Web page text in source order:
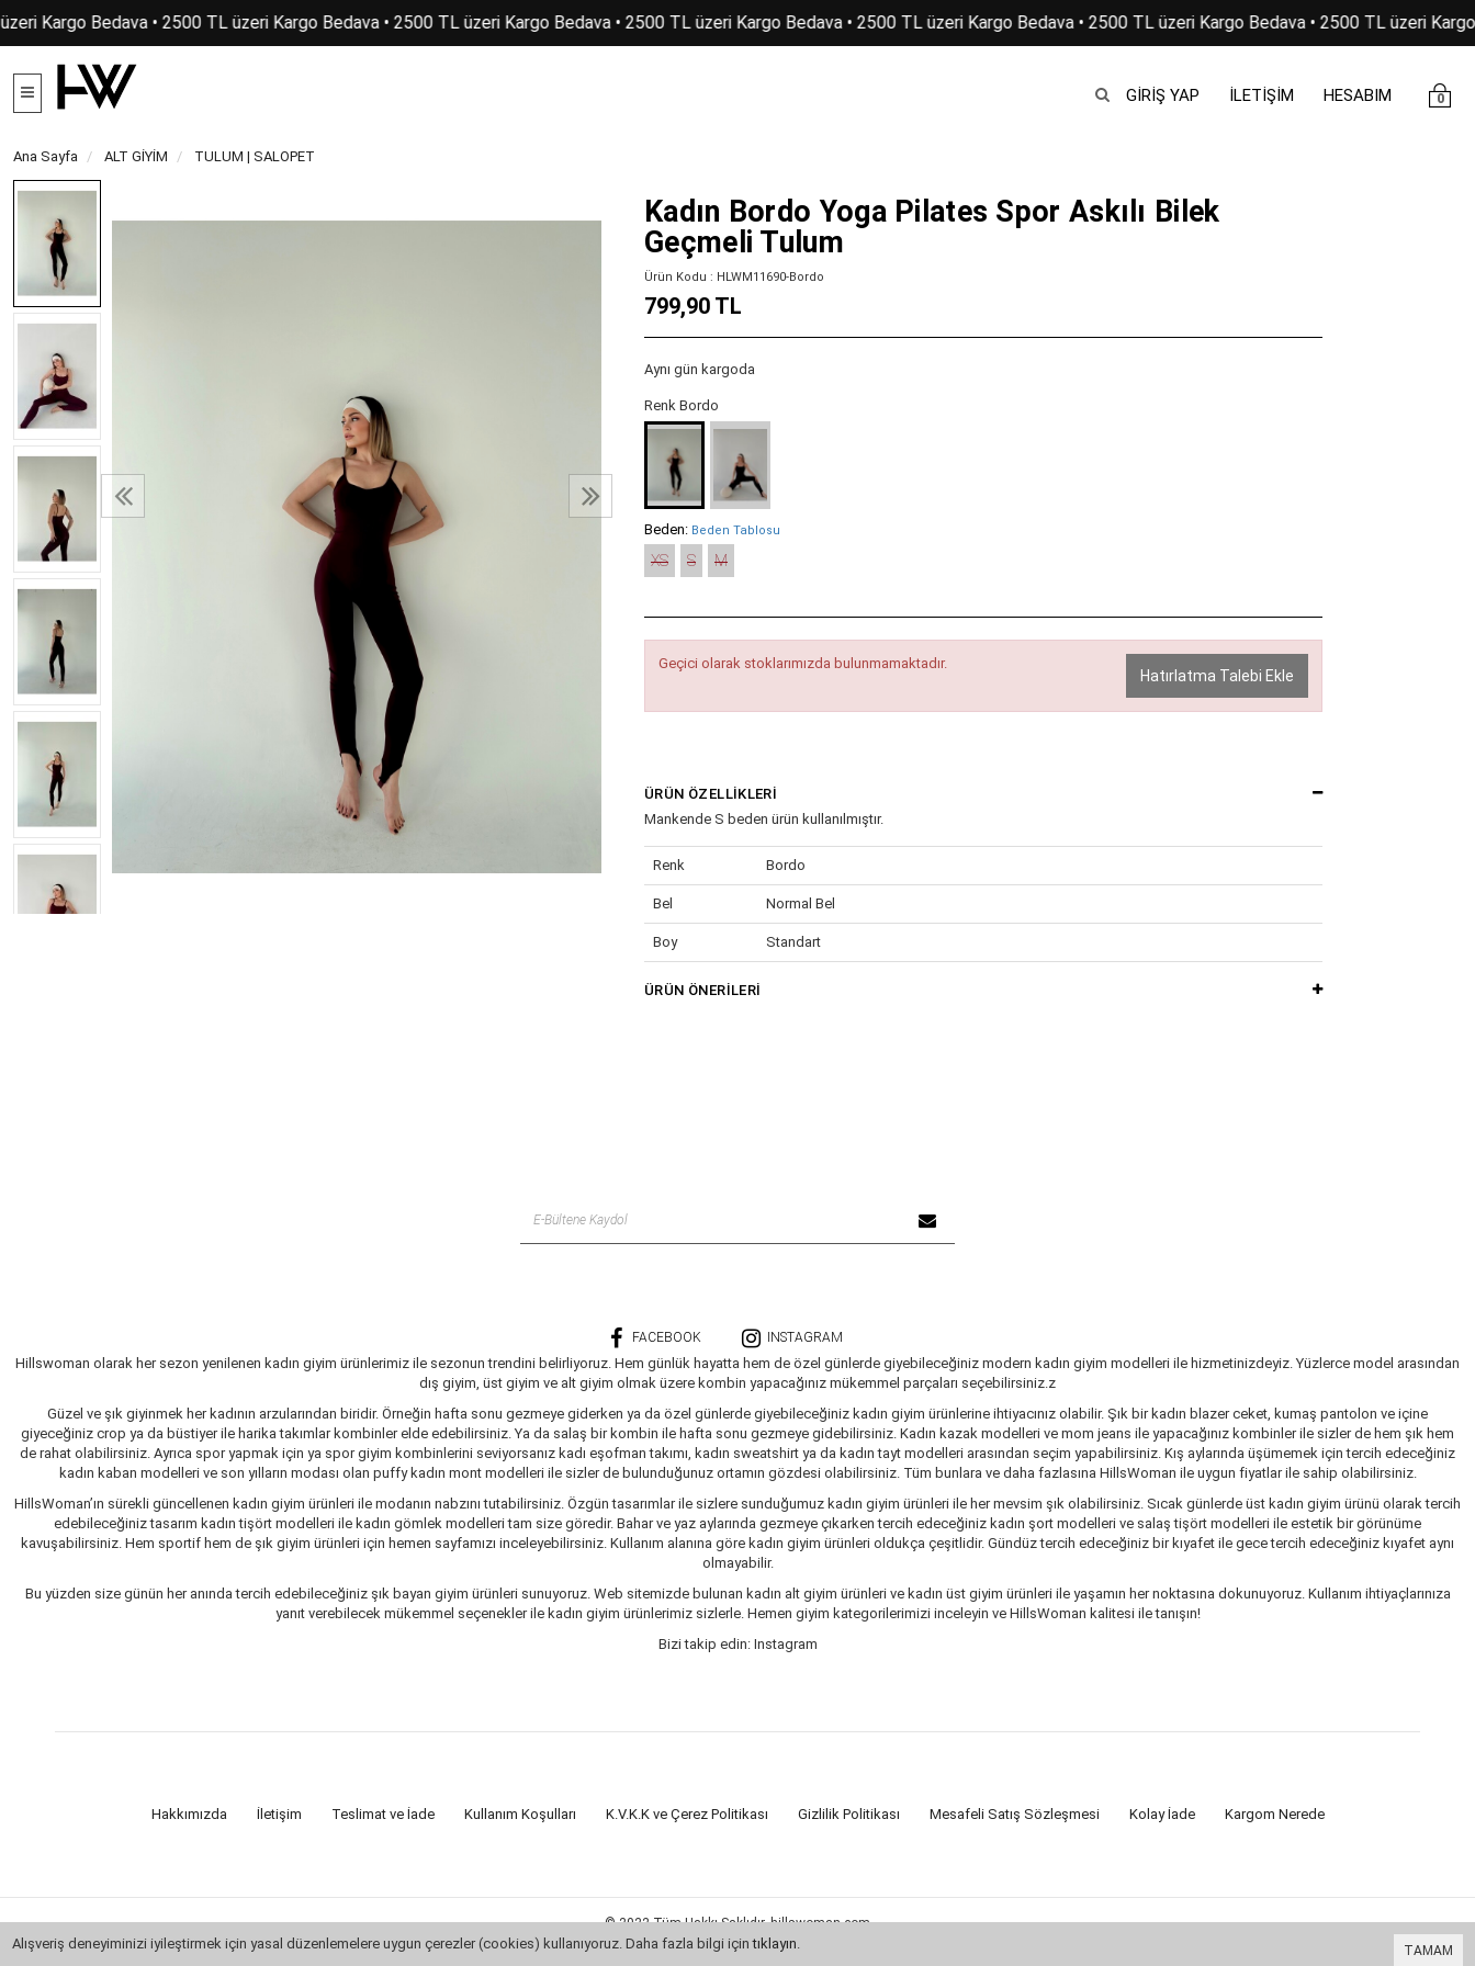
Kargo Bedava • 2500 TL üzeri Kargo Bedava • 2500 TL üzeri Kargo Bedava • 2500 TL üzeri Kargo Bedava • 2500 TL üzeri Kargo Bedava • 2500 TL üzeri Kargo Bedava • 2500 TL üzeri
GIRIŞ YAP İLETİŞİM HESABIM 0
Ana Sayfa ALT GİYİM TULUM | SALOPET
Kadın Bordo Yoga Pilates Spor Askılı Bilek
Geçmeli Tulum
Ürün Kodu : HLWM11690-Bordo
799,90 TL
Aynı gün kargoda
Renk Bordo
Beden: Beden Tablosu
XS S M
Geçici olarak stoklarımızda bulunmamaktadır.
Hatırlatma Talebi Ekle
ÜRÜN ÖZELLIKLERI
Mankende S beden ürün kullanılmıştır.
Renk Bordo
Bel Normal Bel
Boy Standart
Cinsiyet
ÜRÜN ÖNERILERI
FACEBOOK INSTAGRAM
Hillswoman olarak her sezon yenilenen kadın giyim ürünlerimiz ile sezonun trendini belirliyoruz. Hem günlük hayatta hem de özel günlerde giyebileceğiniz modern kadın giyim modelleri ile hizmetinizdeyiz. Yüzlerce model arasından
dış giyim, üst giyim ve alt giyim olmak üzere kombin yapacağınız mükemmel parçaları seçebilirsiniz.z
Güzel ve şık giyinmek her kadının arzularından biridir. Örneğin hafta sonu gezmeye giderken ya da özel günlerde giyebileceğiniz kadın giyim ürünlerine ihtiyacınız olabilir. Şık bir kadın blazer ceket, kumaş pantolon ve içine
giyeceğiniz crop ya da büstiyer ile harika takımlar kombinler elde edebilirsiniz. Ya da salaş bir kombin ile hafta sonu gezmeye gidebilirsiniz. Kadın kazak modelleri ve mom jeans ile yapacağınız kombinler ile sizler de hem şık hem
de rahat olabilirsiniz. Ayrıca spor yapmak için ya spor giyim kombinlerini seviyorsanız kadı eşofman takımı, kadın sweatshirt ya da kadın tayt modelleri arasından seçim yapabilirsiniz. Kış aylarında üşümemek için tercih edeceğiniz
kadın kaban modelleri ve son yılların modası olan puffy kadın mont modelleri ile sizler de bulunduğunuz ortamın gözdesi olabilirsiniz. Tüm bunlara ve daha fazlasına HillsWoman ile uygun fiyatlar ile sahip olabilirsiniz.
HillsWoman’ın sürekli güncellenen kadın giyim ürünleri ile modanın nabzını tutabilirsiniz. Özgün tasarımlar ile sizlere sunduğumuz kadın giyim ürünleri ile her mevsim şık olabilirsiniz. Sıcak günlerde üst kadın giyim ürünü olarak tercih
edebileceğiniz tasarım kadın tişört modelleri ile kadın gömlek modelleri tam size göredir. Bahar ve yaz aylarında gezmeye çıkarken tercih edeceğiniz kadın şort modelleri ve salaş tişört modelleri ile estetik bir görünüme
kavuşabilirsiniz. Hem sportif hem de şık giyim ürünleri için hemen sayfamızı inceleyebilirsiniz. Kullanım alanına göre kadın giyim ürünleri oldukça çeşitlidir. Gündüz tercih edeceğiniz bir kıyafet ile gece tercih edeceğiniz kıyafet aynı
olmayabilir.
Bu yüzden size günün her anında tercih edebileceğiniz şık bayan giyim ürünleri sunuyoruz. Web sitemizde bulunan kadın alt giyim ürünleri ve kadın üst giyim ürünleri ile yaşamın her noktasına dokunuyoruz. Kullanım ihtiyaçlarınıza
yanıt verebilecek mükemmel seçenekler ile kadın giyim ürünlerimiz sizlerle. Hemen giyim kategorilerimizi inceleyin ve HillsWoman kalitesi ile tanışın!
Bizi takip edin: Instagram
Hakkımızda İletişim Teslimat ve İade Kullanım Koşulları K.V.K.K ve Çerez Politikası Gizlilik Politikası Mesafeli Satış Sözleşmesi Kolay İade Kargom Nerede
© 2022 Tüm Hakkı Saklıdır. hillswoman.com
Bu siteVikaon E-Ticaret sistemleriile hazırlanmıştır.
TAMAM
Alışveriş deneyiminizi iyileştirmek için yasal düzenlemelere uygun çerezler (cookies) kullanıyoruz. Daha fazla bilgi içintıklayın.